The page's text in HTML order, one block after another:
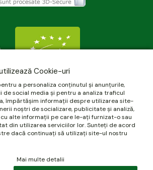
Cookie-uri
a personaliza conținutul și anunțurile,
social media și pentru a analiza traficul
împărtășim informații despre utilizarea site-
noștri de socializare, publicitate și analiză,
alte informații pe care le-ați furnizat-o sau
din utilizarea serviciilor lor. Sunteți de acord
dacă continuați să utilizați site-ul nostru
Mai multe detalii
| Powered by